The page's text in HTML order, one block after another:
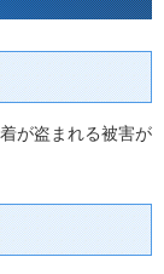
が盗まれる被害が